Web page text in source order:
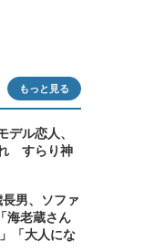
もっと見る
ル恋人、
すらり神
男、ソファ
海老蔵さん
「大人にな